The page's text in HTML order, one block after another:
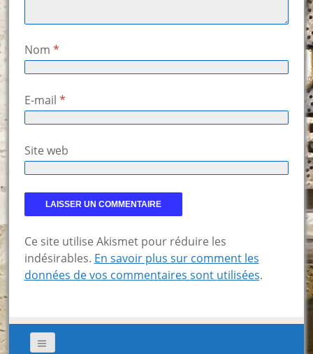
Nom *
E-mail *
Site web
Ce site utilise Akismet pour réduire les
indésirables. En savoir plus sur comment les
données de vos commentaires sont utilisées.